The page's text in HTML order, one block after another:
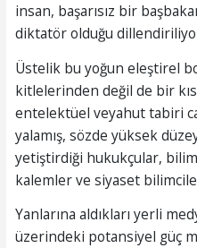
insan, başarısız bir
diktatör olduğu
Üstelik bu yoğun eleştirel
kitlelerinden değil de bir
entelektüel veyahut tabiri
yalamış, sözde yüksek
yetiştirdiği hukukçular,
kalemler ve siyaset
Yanlarına aldıkları yerli
üzerindeki potansiyel güç